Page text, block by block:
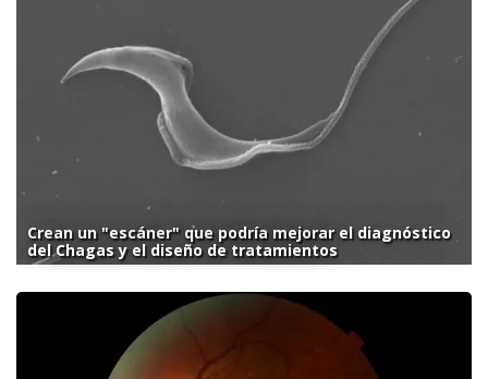
Crean un "escáner" que podría mejorar el diagnóstico
del Chagas y el diseño de tratamientos